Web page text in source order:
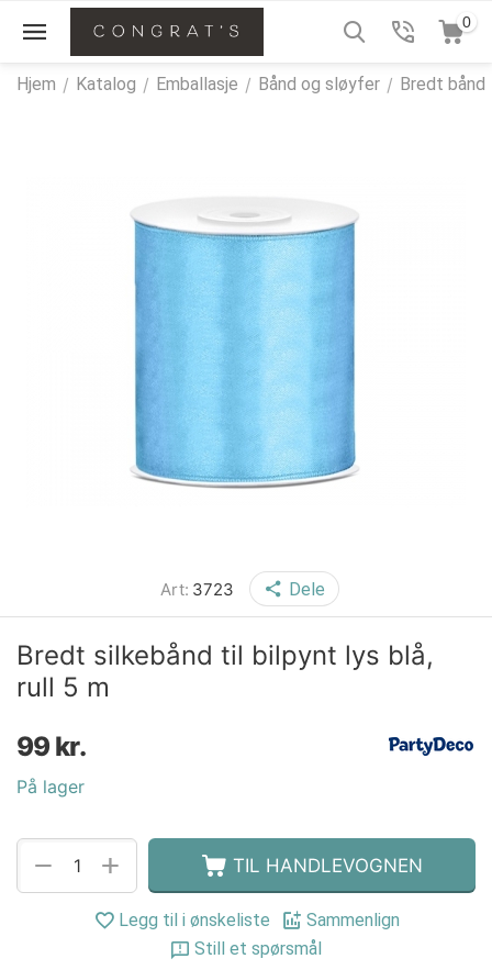
0
Hjem / Katalog / Emballasje / Bånd og sløyfer / Bredt bånd
Art: 3723 Dele
Bredt silkebånd til bilpynt lys blå,
rull 5 m
99 kr.
På lager
+
− TIL HANDLEVOGNEN
Legg til i ønskeliste
Sammenlign
Still et spørsmål